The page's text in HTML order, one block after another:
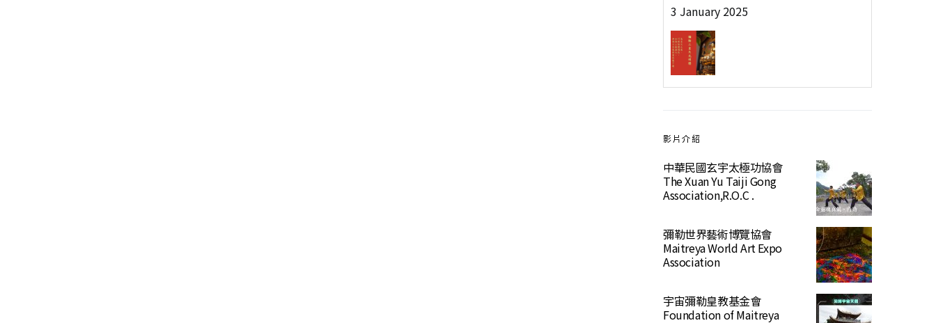
3 January 2025
影片介紹
中華民國玄宇太極功協會
The Xuan Yu Taiji Gong
Association,R.O.C .
彌勒世界藝術博覽協會
Maitreya World Art Expo
Association
宇宙彌勒皇教基金會
Foundation of Maitreya